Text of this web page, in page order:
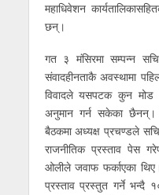
महाधिवेशन
छन्।
गत ३ मंसिरमा सम्पन्न
संवादहीनताकै अवस्थामा
विवादले यसपटक कुन
अनुमान गर्न सकेका छैनन्।
बैठकमा अध्यक्ष प्रचण्डले
राजनीतिक प्रस्ताव पेस
ओलीले जवाफ फर्काएका
प्रस्ताव प्रस्तुत गर्ने भन्दै